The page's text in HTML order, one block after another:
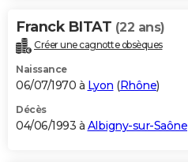
Franck BITAT (22 ans)
Créer une cagnotte obsèques
Naissance
06/07/1970 à Lyon (Rhône)
Décès
04/06/1993 à Albigny-sur-Saône